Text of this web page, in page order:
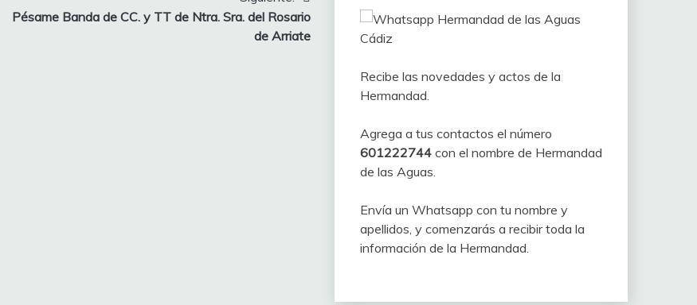
Pésame Banda de CC. y TT de Ntra. Sra. del Rosario
de Arriate
Recibe las novedades y actos de la
Hermandad.
Agrega a tus contactos el número
601222744con el nombre de Hermandad
de las Aguas.
Envía un Whatsapp con tu nombre y
apellidos, y comenzarás a recibir toda la
información de la Hermandad.